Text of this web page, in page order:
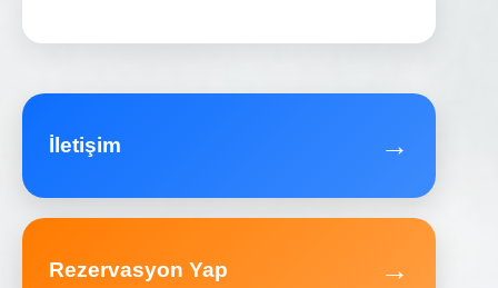
İletişim →
Rezervasyon Yap →